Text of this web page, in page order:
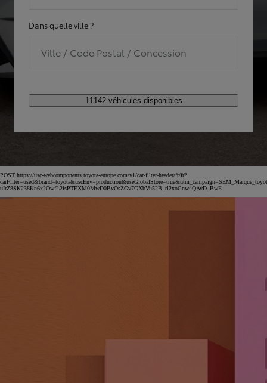
Dans quelle ville ?
Ville / Code Postal / Concession
11142 véhicules disponibles
POST https://usc-webcomponents.toyota-europe.com/v1/car-filter-header/fr/fr?
uIrZ8SK238Kn6x2OwfL2isPTEXM0MwD0BvOsZGv7GXbVu52B_rl2xoCnw4QAvD_BwE